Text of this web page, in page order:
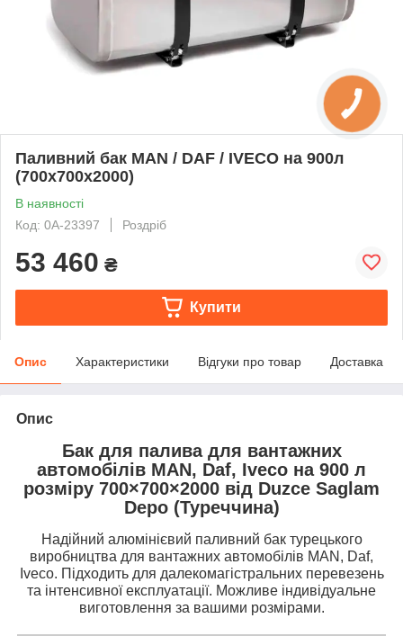
Паливний бак MAN / DAF / IVECO на 900л
(700х700х2000)
В наявності
Код: 0А-23397
Роздріб
53 460 ₴
Купити
Опис Характеристики Відгуки про товар Доставка
Опис
Бак для палива для вантажних
автомобілів MAN, Daf, Iveco на 900 л
розміру 700×700×2000 від Duzce Saglam
Depo (Туреччина)
Надійний алюмінієвий паливний бак турецького
виробництва для вантажних автомобілів MAN, Daf,
Iveco. Підходить для далекомагістральних перевезень
та інтенсивної експлуатації. Можливе індивідуальне
виготовлення за вашими розмірами.